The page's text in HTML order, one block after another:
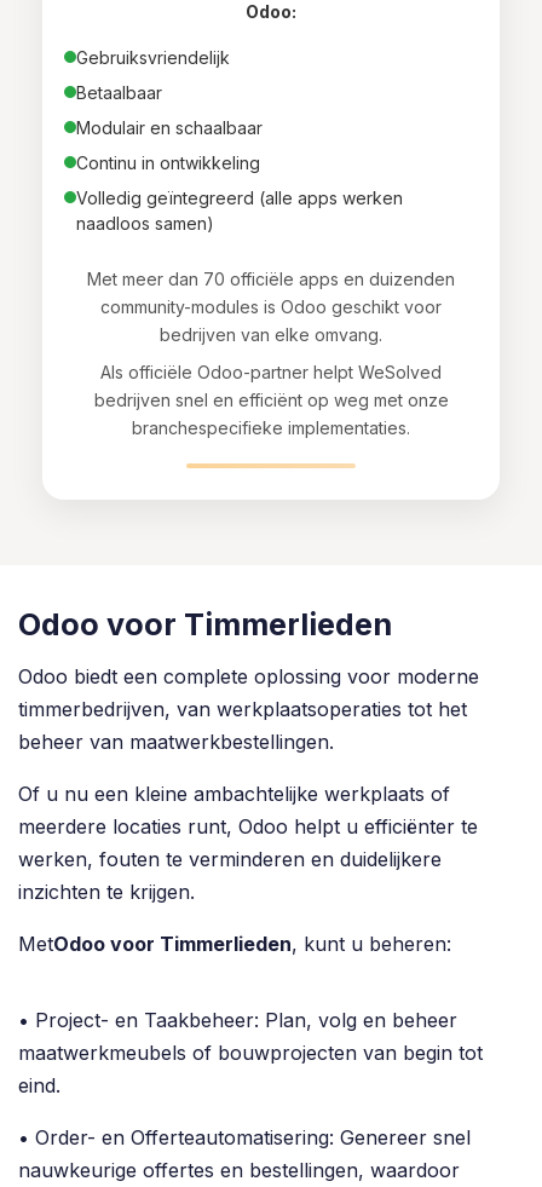
Odoo:
Gebruiksvriendelijk
Betaalbaar
Modulair en schaalbaar
Continu in ontwikkeling
Volledig geïntegreerd (alle apps werken
naadloos samen)
Met meer dan 70 officiële apps en duizenden
community-modules is Odoo geschikt voor
bedrijven van elke omvang.
Als officiële Odoo-partner helpt WeSolved
bedrijven snel en efficiënt op weg met onze
branchespecifieke implementaties.
• Project- en Taakbeheer: Plan, volg en beheer
maatwerkmeubels of bouwprojecten van begin tot
eind.
• Order- en Offerteautomatisering: Genereer snel
nauwkeurige offertes en bestellingen, waardoor
Odoo voor Timmerlieden
Odoo biedt een complete oplossing voor moderne
timmerbedrijven, van werkplaatsoperaties tot het
beheer van maatwerkbestellingen.
Of u nu een kleine ambachtelijke werkplaats of
meerdere locaties runt, Odoo helpt u efficiënter te
werken, fouten te verminderen en duidelijkere
inzichten te krijgen.
MetOdoo voor Timmerlieden, kunt u beheren: